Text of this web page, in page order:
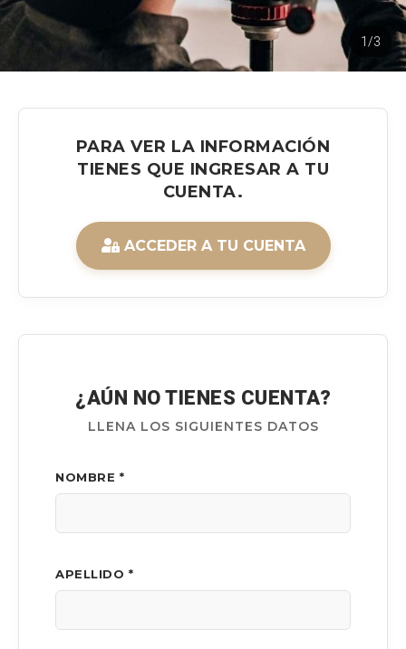
1/3
PARA VER LA INFORMACIÓN
TIENES QUE INGRESAR A TU
CUENTA.
ACCEDER A TU CUENTA
¿AÚN NO TIENES CUENTA?
LLENA LOS SIGUIENTES DATOS
NOMBRE *
APELLIDO *